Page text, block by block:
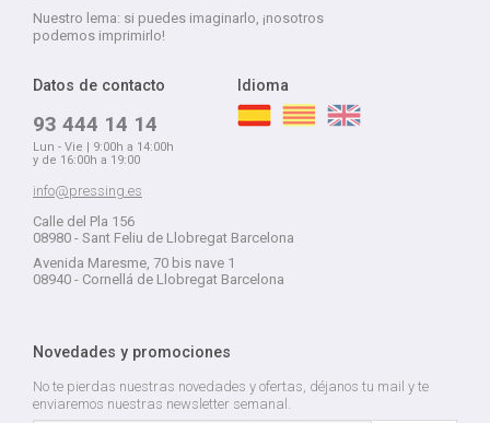
Nuestro lema: si puedes imaginarlo, ¡nosotros
podemos imprimirlo!
Datos de contacto
93 444 14 14
Lun - Vie | 9:00h a 14:00h
y de 16:00h a 19:00
info@pressing.es
Calle del Pla 156
08980 - Sant Feliu de Llobregat Barcelona
Avenida Maresme, 70 bis nave 1
08940 - Cornellá de Llobregat Barcelona
Idioma
Novedades y promociones
No te pierdas nuestras novedades y ofertas, déjanos tu mail y te
enviaremos nuestras newsletter semanal.